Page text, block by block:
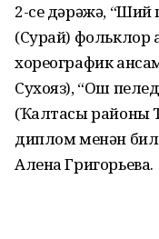
2-се дәрәжә, “Ший
(Сурай) фольклор
хореографик
Сухояз), “Ош
(Ҡалтасы районы
диплом менән
Алена Григорьева.